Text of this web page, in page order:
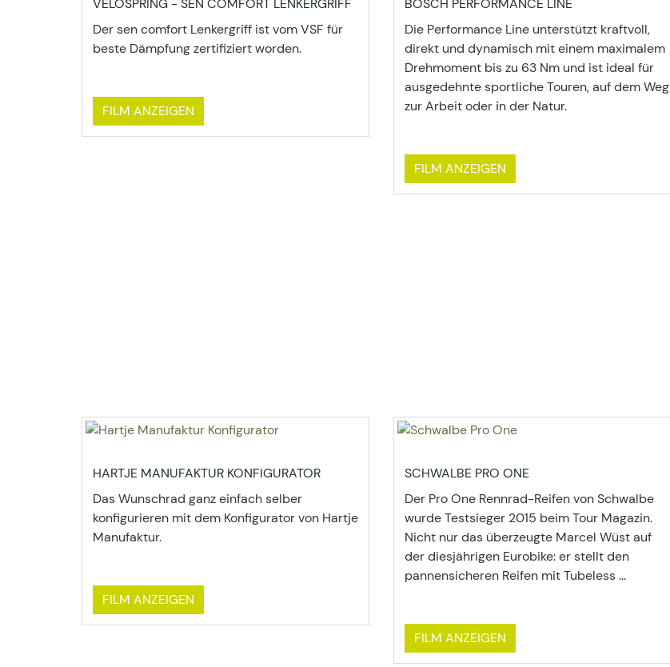
VELOSPRING - SEN COMFORT LENKERGRIFF
Der sen comfort Lenkergriff ist vom VSF für
beste Dämpfung zertifiziert worden.
FILM ANZEIGEN
BOSCH PERFORMANCE LINE
Die Performance Line unterstützt kraftvoll,
direkt und dynamisch mit einem maximalem
Drehmoment bis zu 63 Nm und ist ideal für
ausgedehnte sportliche Touren, auf dem Weg
zur Arbeit oder in der Natur.
FILM ANZEIGEN
HARTJE MANUFAKTUR KONFIGURATOR
Das Wunschrad ganz einfach selber
konfigurieren mit dem Konfigurator von Hartje
Manufaktur.
FILM ANZEIGEN
SCHWALBE PRO ONE
Der Pro One Rennrad-Reifen von Schwalbe
wurde Testsieger 2015 beim Tour Magazin.
Nicht nur das überzeugte Marcel Wüst auf
der diesjährigen Eurobike: er stellt den
pannensicheren Reifen mit Tubeless ...
FILM ANZEIGEN